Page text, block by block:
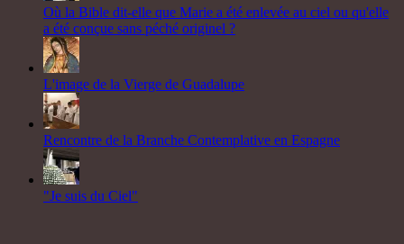
Où la Bible dit-elle que Marie a été enlevée au ciel ou qu'elle
a été conçue sans péché originel ?
L'image de la Vierge de Guadalupe
Rencontre de la Branche Contemplative en Espagne
"Je suis du Ciel"